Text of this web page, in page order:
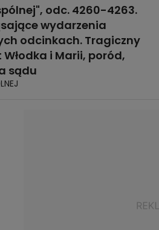
odc. 4260-4263.
wydarzenia
odcinkach. Tragiczny
i Marii, poród,
sądu